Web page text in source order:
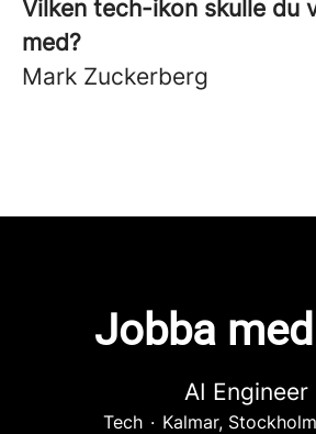
Vilken tech-ikon skulle du
med?
Mark Zuckerberg
Jobba
AI Engineer
Tech · Kalmar,